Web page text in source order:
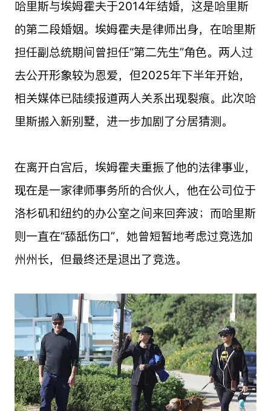
哈里斯与埃姆霍夫于2014年结婚，这是哈里斯
的第二段婚姻。埃姆霍夫是律师出身，在哈里斯
担任副总统期间曾担任“第二先生”角色。两人过
去公开形象较为恩爱，但2025年下半年开始，
相关媒体已陆续报道两人关系出现裂痕。此次哈
里斯搬入新别墅，进一步加剧了分居猜测。
在离开白宫后，埃姆霍夫重振了他的法律事业，
现在是一家律师事务所的合伙人，他在公司位于
洛杉矶和纽约的办公室之间来回奔波；而哈里斯
则一直在“舔舐伤口”，她曾短暂地考虑过竞选加
州州长，但最终还是退出了竞选。